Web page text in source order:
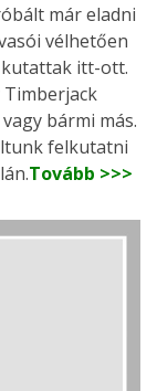
már eladni
vélhetően
kutattak itt-ott.
Timberjack
bármi más.
felkutatni
Tovább >>>